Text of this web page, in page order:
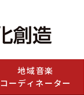
地域音楽
コーディネーター